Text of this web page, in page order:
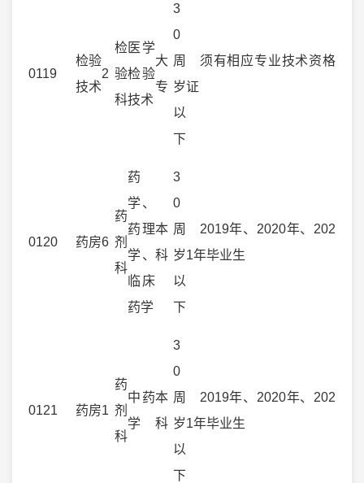
0119
检验
技术
2
检
验
科
医学
检验
技术
大
专
3
0
周
岁
以
下
须有相应专业技术资格
证
0120 药房6
药
剂
科
药
学、
药理
学、
临床
药学
本
科
3
0
周
岁
以
下
2019年、2020年、202
1年毕业生
0121 药房1
药
剂
科
中药
学
本
科
3
0
周
岁
以
下
2019年、2020年、202
1年毕业生